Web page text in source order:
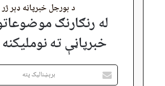
د بورجل خبرپاڼه ډېر ژر
له رنګارنګ
خبرپاڼې ته
برېښنالیک
پته